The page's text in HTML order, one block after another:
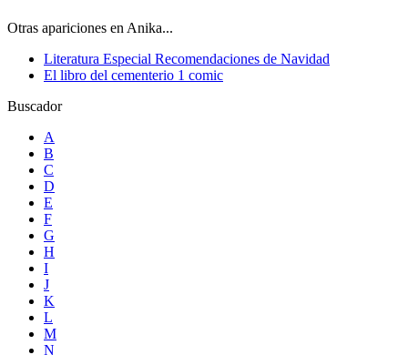
Otras apariciones en Anika...
Literatura Especial Recomendaciones de Navidad
El libro del cementerio 1 comic
Buscador
A
B
C
D
E
F
G
H
I
J
K
L
M
N